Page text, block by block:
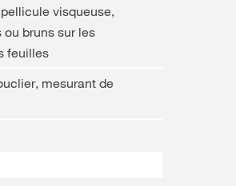
visqueuse,
bruns sur les
feuilles
mesurant de